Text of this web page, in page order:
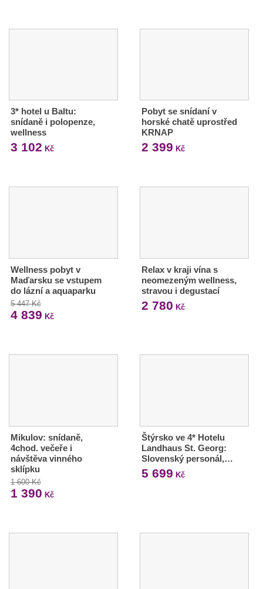
3* hotel u Baltu:
snídaně i polopenze,
wellness
3 102 Kč
Pobyt se snídaní v
horské chatě uprostřed
KRNAP
2 399 Kč
Wellness pobyt v
Maďarsku se vstupem
do lázní a aquaparku
5 447 Kč
4 839 Kč
Relax v kraji vína s
neomezeným wellness,
stravou i degustací
2 780 Kč
Mikulov: snídaně,
4chod. večeře i
návštěva vinného
sklípku
1 600 Kč
1 390 Kč
Štýrsko ve 4* Hotelu
Landhaus St. Georg:
Slovenský personál,…
5 699 Kč